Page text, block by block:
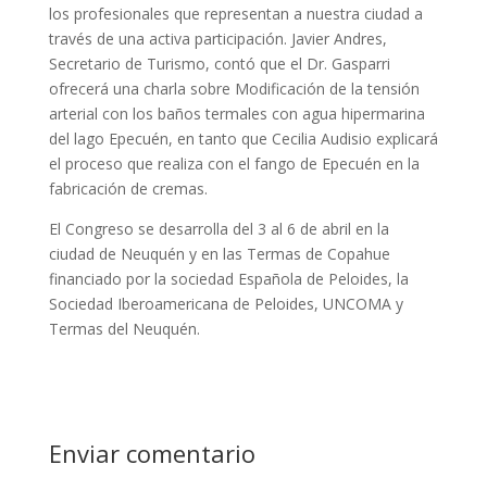
los profesionales que representan a nuestra ciudad a
través de una activa participación. Javier Andres,
Secretario de Turismo, contó que el Dr. Gasparri
ofrecerá una charla sobre Modificación de la tensión
arterial con los baños termales con agua hipermarina
del lago Epecuén, en tanto que Cecilia Audisio explicará
el proceso que realiza con el fango de Epecuén en la
fabricación de cremas.
El Congreso se desarrolla del 3 al 6 de abril en la
ciudad de Neuquén y en las Termas de Copahue
financiado por la sociedad Española de Peloides, la
Sociedad Iberoamericana de Peloides, UNCOMA y
Termas del Neuquén.
Enviar comentario